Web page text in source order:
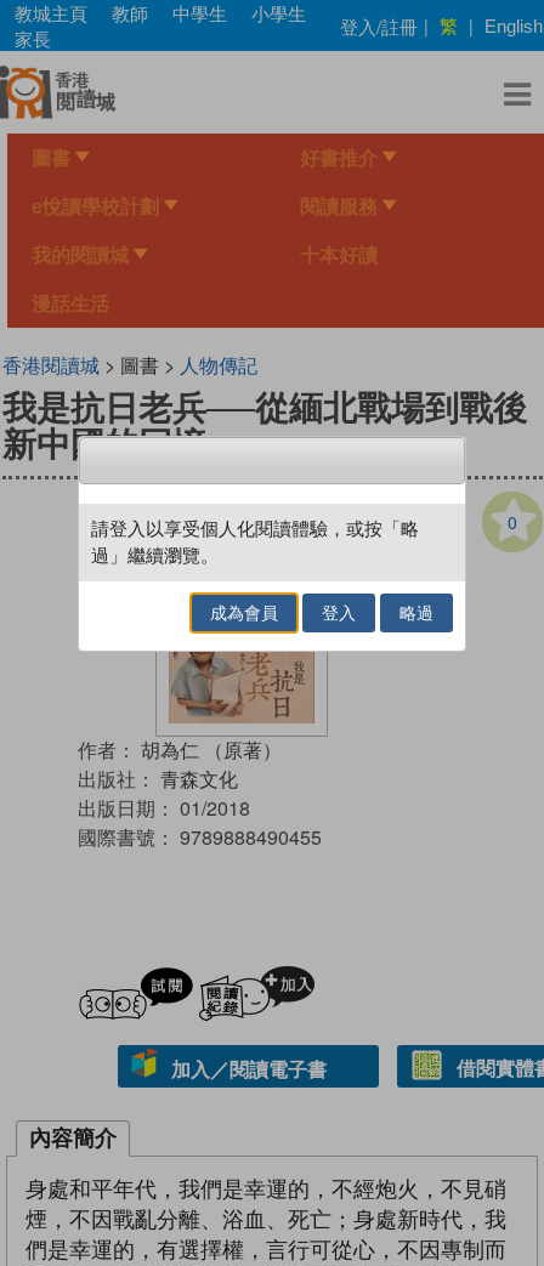
Skip
main
content
教城主頁 教師 中學生
小學生
家長
登入/註冊 | 繁 | English
圖書 好書推介
e悅讀學校計劃 閱讀服務
我的閱讀城 十本好讀
漫話生活
香港閱讀城> 圖書 > 人物傳記
我是抗日老兵──從緬北戰場到戰後
新中國的回憶
0
作者： 胡為仁 （原著）
出版社： 青森文化
出版日期： 01/2018
國際書號： 9789888490455
試閲
加入／閱讀電子書 借閱實體
內容簡介
身處和平年代，我們是幸運的，不經炮火，不見硝
煙，不因戰亂分離、浴血、死亡；身處新時代，我
們是幸運的，有選擇權，言行可從心，不因專制而
請登入以享受個人化閱讀體驗，或按「略
過」繼續瀏覽。
成為會員 登入 略過